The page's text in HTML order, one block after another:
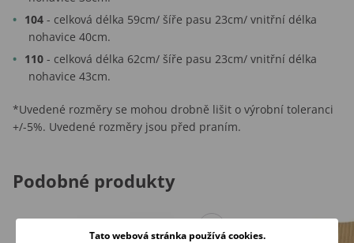
104 - celková délka 59cm/ šíře pasu 23cm/ vnitřní délka
nohavice 40cm.
110 - celková délka 62cm/ šíře pasu 23cm/ vnitřní délka
nohavice 43cm.
*Uvedené rozměry se mohou drobně lišit o výrobní toleranci
+/-5%. Uvedené rozměry jsou před praním.
Podobné produkty
Tato webová stránka používá cookies.